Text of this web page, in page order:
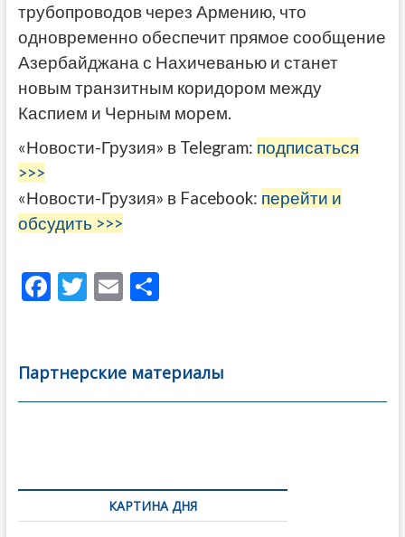
трубопроводов через Армению, что
одновременно обеспечит прямое сообщение
Азербайджана с Нахичеванью и станет
новым транзитным коридором между
Каспием и Черным морем.
«Новости-Грузия» в Telegram: подписаться
>>>
«Новости-Грузия» в Facebook: перейти и
обсудить >>>
F
b
o
T
er
E
l
О
а
в
Партнерские материалы
по
записямКАРТИНА ДНЯ